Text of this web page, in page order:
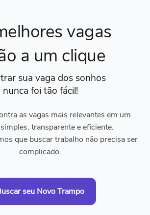
vagas
a um clique
sua vaga dos sonhos
nunca foi tão fácil!
as vagas mais relevantes em um
transparente e eficiente.
que buscar trabalho não precisa ser
complicado.
seu Novo Trampo